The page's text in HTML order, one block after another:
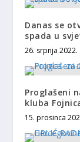
Danas se
spada u
26. srpnja 2022.
Proglašeni
kluba
15. prosinca